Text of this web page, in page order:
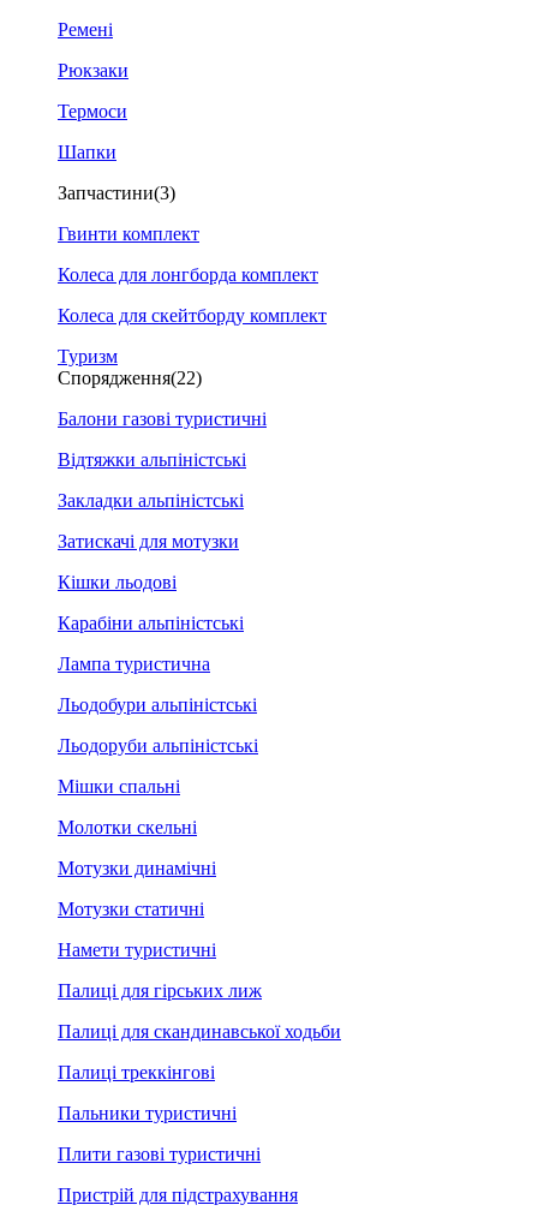
Ремені
Рюкзаки
Термоси
Шапки
Запчастини(3)
Гвинти комплект
Колеса для лонгборда комплект
Колеса для скейтборду комплект
Туризм
Спорядження(22)
Балони газові туристичні
Відтяжки альпіністські
Закладки альпіністські
Затискачі для мотузки
Кішки льодові
Карабіни альпіністські
Лампа туристична
Льодобури альпіністські
Льодоруби альпіністські
Мішки спальні
Молотки скельні
Мотузки динамічні
Мотузки статичні
Намети туристичні
Палиці для гірських лиж
Палиці для скандинавської ходьби
Палиці треккінгові
Пальники туристичні
Плити газові туристичні
Пристрій для підстрахування